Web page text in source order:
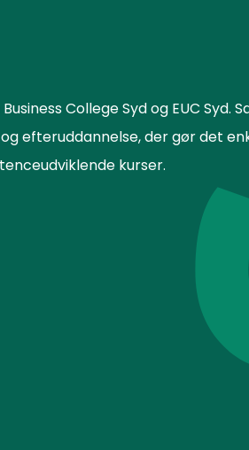
College Syd og EUC
efteruddannelse, der gør det
kurser.